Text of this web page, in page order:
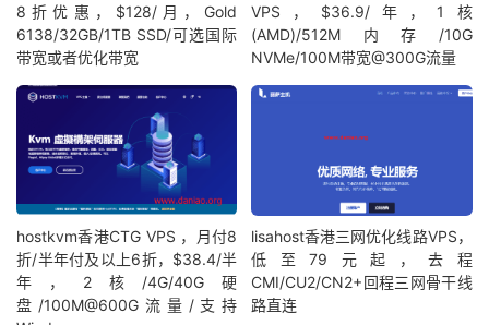
8折优惠，$128/月，Gold
6138/32GB/1TB SSD/可选国际
带宽或者优化带宽
VPS，$36.9/年，1核
(AMD)/512M内存/10G
NVMe/100M带宽@300G流量
hostkvm香港CTG VPS ，月付8
折/半年付及以上6折，$38.4/半
年，2核/4G/40G硬
盘/100M@600G流量/支持
lisahost香港三网优化线路VPS，
低至79元起，去程
CMI/CU2/CN2+回程三网骨干线
路直连